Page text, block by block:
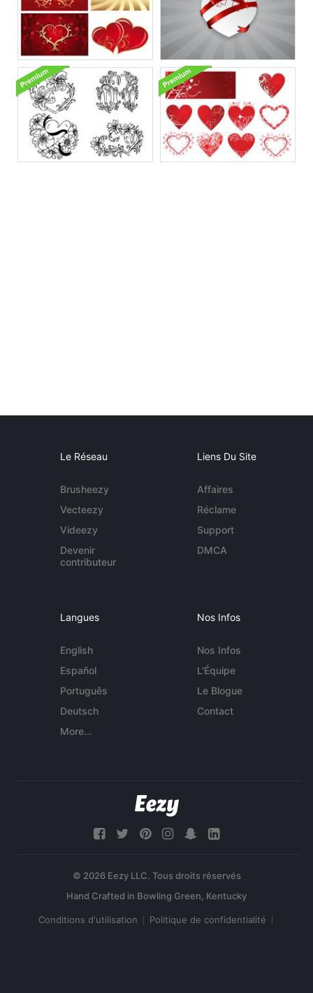
Le Réseau
Brusheezy
Vecteezy
Videezy
Devenir
contributeur
Liens Du Site
Affaires
Réclame
Support
DMCA
Langues
English
Español
Português
Deutsch
More...
Nos Infos
Nos Infos
L'Équipe
Le Blogue
Contact
© 2026 Eezy LLC. Tous droits réservés
Conditions d'utilisation Politique de confidentialité